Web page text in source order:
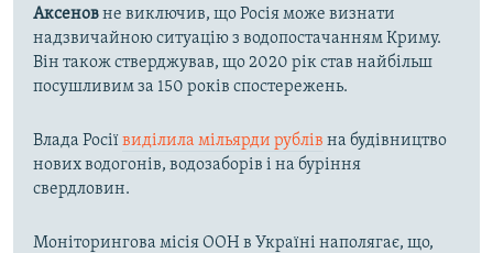
Аксеновне виключив, що Росія може визнати
надзвичайною ситуацію з водопостачанням Криму.
Він також стверджував, що 2020 рік став найбільш
посушливим за 150 років спостережень.
Влада Росіївиділила мільярди рублів на будівництво
нових водогонів, водозаборів і на буріння
свердловин.
Моніторингова місія ООН в Україні наполягає, що,